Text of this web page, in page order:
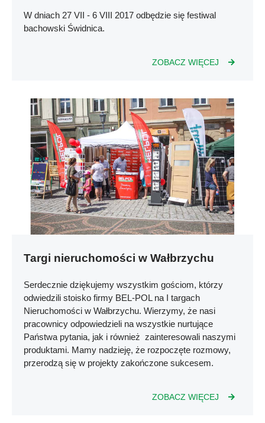
W dniach 27 VII - 6 VIII 2017 odbędzie się festiwal
bachowski Świdnica.
ZOBACZ WIĘCEJ
Targi nieruchomości w Wałbrzychu
Serdecznie dziękujemy wszystkim gościom, którzy
odwiedzili stoisko firmy BEL-POL na I targach
Nieruchomości w Wałbrzychu. Wierzymy, że nasi
pracownicy odpowiedzieli na wszystkie nurtujące
Państwa pytania, jak i również zainteresowali naszymi
produktami. Mamy nadzieję, że rozpoczęte rozmowy,
przerodzą się w projekty zakończone sukcesem.
ZOBACZ WIĘCEJ